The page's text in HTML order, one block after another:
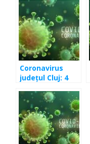
ultimele 24 de
ore
Coronavirus
județul Cluj: 4
ultimele 24 de
ore